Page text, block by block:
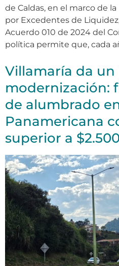
de Caldas, en el marco de
por Excedentes de
Acuerdo 010 de 2024 del
política permite que, cada
Villamaría da un
modernización:
de alumbrado
Panamericana
superior a